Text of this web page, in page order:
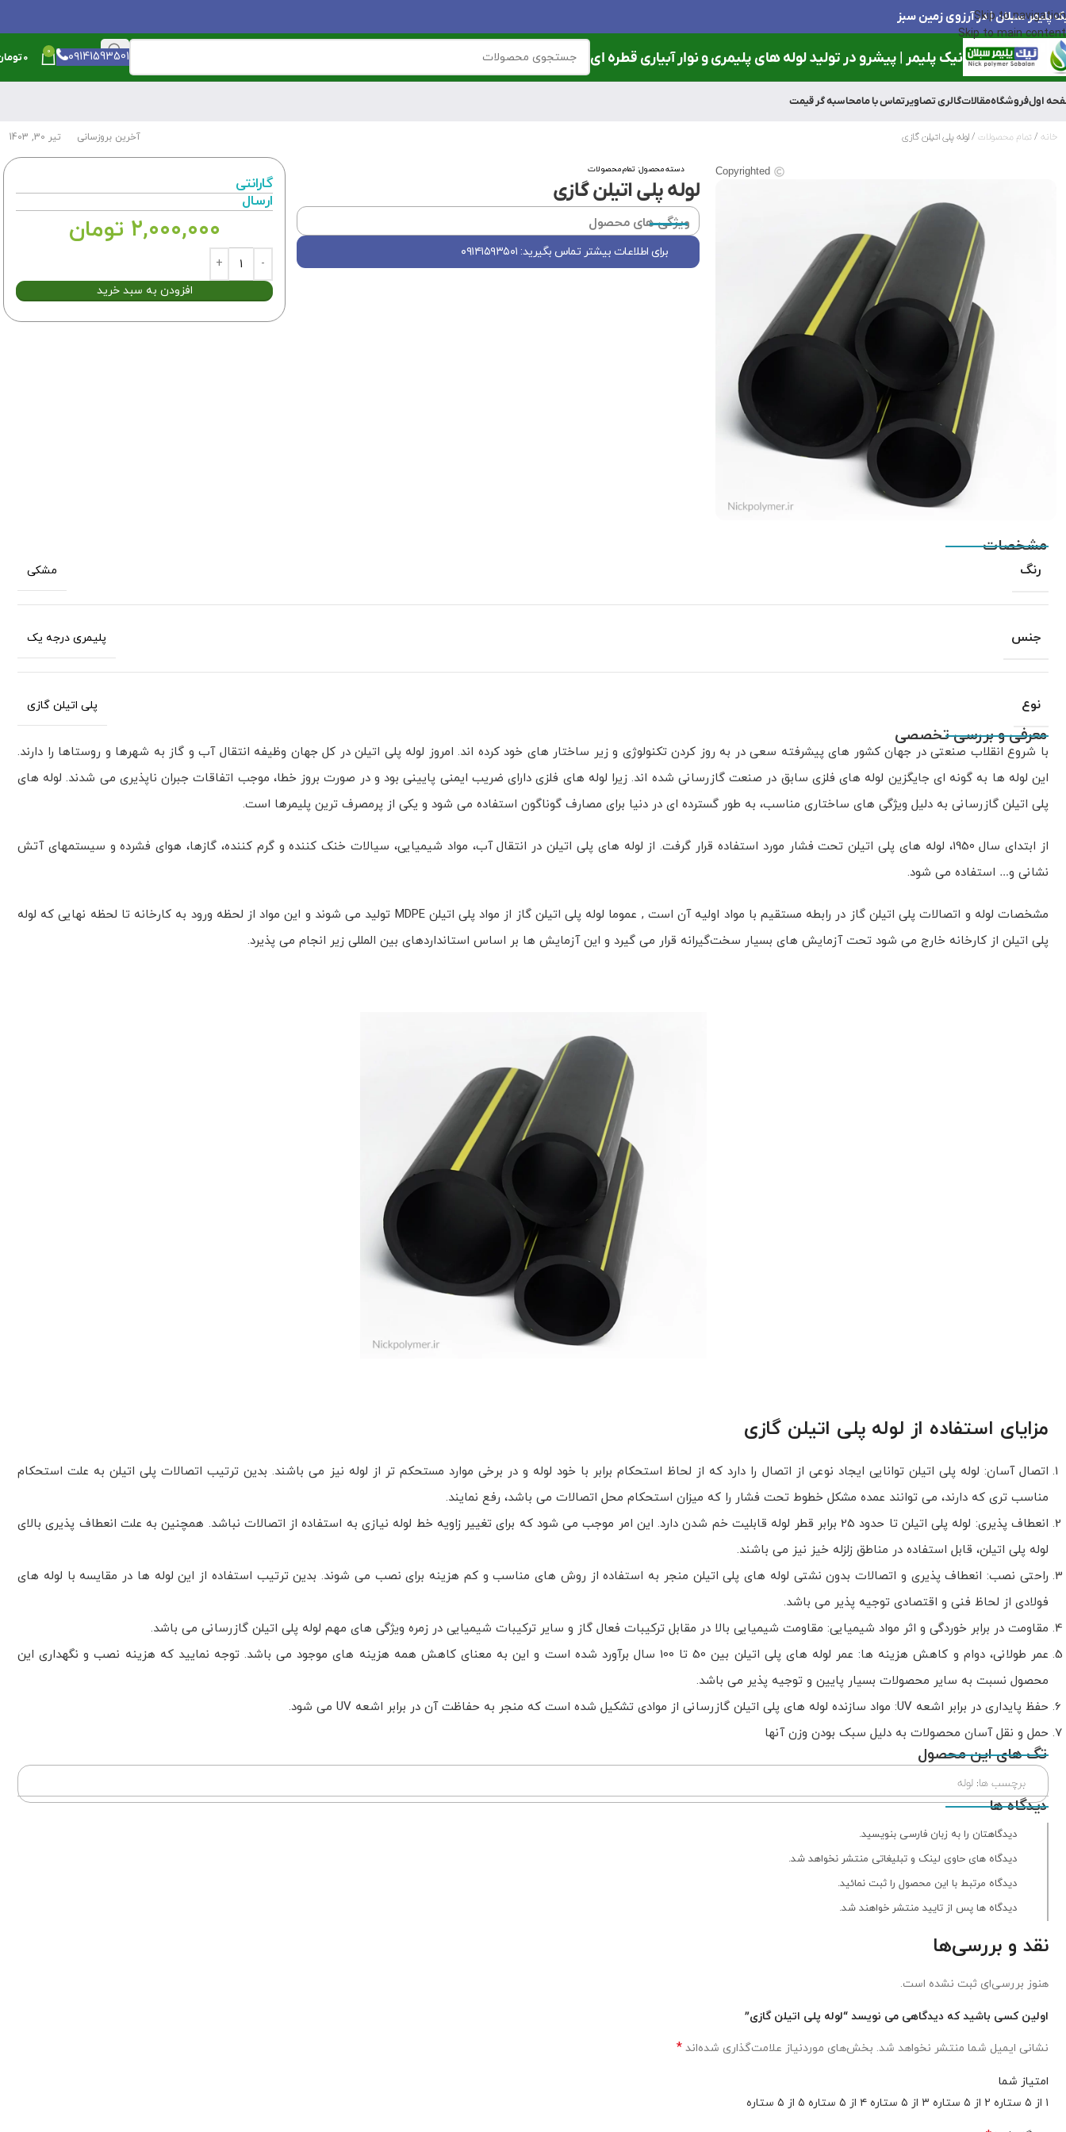
Skip to navigation
Skip to main content
پلیمر سبلان | در آرزوی زمین سبز
نیک پلیمر | پیشرو در تولید لوله های پلیمری و نوار آبیاری قطره ای ۰۹141593501 0 ۰
اولفروشگاهمقالاتگالری تصاویرتماس با مامحاسبه گر قیمت
خانه تمام محصولات لوله پلی اتیلن گازی آخرین بروزسانی تیر 30, 1403
Copyrighted دسته محصول: تمام محصولات
لوله پلی اتیلن گازی
ویژگی های محصول
برای اطلاعات بیشتر تماس بگیرید: ۰۹۱۴۱۵۹۳۵۰۱
گارانتی
ارسال
۲,۰۰۰,۰۰۰ تومان
افزودن به سبد خرید
مشخصات
رنگ مشکی
جنس پلیمری درجه یک
نوع پلی اتیلن گازی
معرفی و بررسی تخصصی
با شروع انقلاب صنعتی در جهان کشور های پیشرفته سعی در به روز کردن تکنولوژی و زیر ساختار های خود کرده اند. امروز لوله پلی اتیلن در کل جهان وظیفه انتقال آب و گاز به شهرها و روستاها را دارند.
این لوله ها به گونه ای جایگزین لوله های فلزی سابق در صنعت گازرسانی شده اند. زیرا لوله های فلزی دارای ضریب ایمنی پایینی بود و در صورت بروز خطا، موجب اتفاقات جبران ناپذیری می شدند. لوله های
پلی اتیلن گازرسانی به دلیل ویژگی های ساختاری مناسب، به طور گسترده ای در دنیا برای مصارف گوناگون استفاده می شود و یکی از پرمصرف ترین پلیمرها است.
از ابتدای سال 1950، لوله های پلی اتیلن تحت فشار مورد استفاده قرار گرفت. از لوله های پلی اتیلن در انتقال آب، مواد شیمیایی، سیالات خنک کننده و گرم کننده، گازها، هوای فشرده و سیستمهای آتش
نشانی و… استفاده می شود.
مشخصات لوله و اتصالات پلی اتیلن گاز در رابطه مستقیم با مواد اولیه آن است , عموما لوله پلی اتیلن گاز از مواد پلی اتیلن MDPE تولید می شوند و این مواد از لحظه ورود به کارخانه تا لحظه نهایی که لوله
پلی اتیلن از کارخانه خارج می شود تحت آزمایش های بسیار سخت‌گیرانه قرار می گیرد و این آزمایش ها بر اساس استانداردهای بین المللی زیر انجام می پذیرد.
مزایای استفاده از لوله پلی اتیلن گازی
اتصال آسان: لوله پلی اتیلن توانایی ایجاد نوعی از اتصال را دارد که از لحاظ استحکام برابر با خود لوله و در برخی موارد مستحکم تر از لوله نیز می باشند. بدین ترتیب اتصالات پلی اتیلن به علت استحکام
مناسب تری که دارند، می توانند عمده مشکل خطوط تحت فشار را که میزان استحکام محل اتصالات می باشد، رفع نمایند.
انعطاف پذیری: لوله پلی اتیلن تا حدود 25 برابر قطر لوله قابلیت خم شدن دارد. این امر موجب می شود که برای تغییر زاویه خط لوله نیازی به استفاده از اتصالات نباشد. همچنین به علت انعطاف پذیری بالای
لوله پلی اتیلن، قابل استفاده در مناطق زلزله خیز نیز می باشند.
راحتی نصب: انعطاف پذیری و اتصالات بدون نشتی لوله های پلی اتیلن منجر به استفاده از روش های مناسب و کم هزینه برای نصب می شوند. بدین ترتیب استفاده از این لوله ها در مقایسه با لوله های
فولادی از لحاظ فنی و اقتصادی توجیه پذیر می باشد.
مقاومت در برابر خوردگی و اثر مواد شیمیایی: مقاومت شیمیایی بالا در مقابل ترکیبات فعال گاز و سایر ترکیبات شیمیایی در زمره ویژگی های مهم لوله پلی اتیلن گازرسانی می باشد.
عمر طولانی، دوام و کاهش هزینه ها: عمر لوله های پلی اتیلن بین 50 تا 100 سال برآورد شده است و این به معنای کاهش همه هزینه های موجود می باشد. توجه نمایید که هزینه نصب و نگهداری این
محصول نسبت به سایر محصولات بسیار پایین و توجیه پذیر می باشد.
حفظ پایداری در برابر اشعه UV: مواد سازنده لوله های پلی اتیلن گازرسانی از موادی تشکیل شده است که منجر به حفاظت آن در برابر اشعه UV می شود.
حمل و نقل آسان محصولات به دلیل سبک بودن وزن آنها
تگ های این محصول
برچسب ها: لوله
دیدگاه ها
دیدگاهتان را به زبان فارسی بنویسید.
دیدگاه های حاوی لینک و تبلیغاتی منتشر نخواهد شد.
دیدگاه مرتبط با این محصول را ثبت نمائید.
دیدگاه ها پس از تایید منتشر خواهند شد.
نقد و بررسی‌ها
هنوز بررسی‌ای ثبت نشده است.
اولین کسی باشید که دیدگاهی می نویسد “لوله پلی اتیلن گازی”
نشانی ایمیل شما منتشر نخواهد شد. بخش‌های موردنیاز علامت‌گذاری شده‌اند *
امتیاز شما
۱ از ۵ ستاره
۲ از ۵ ستاره ۳ از ۵ ستاره ۴ از ۵ ستاره ۵ از ۵ ستاره